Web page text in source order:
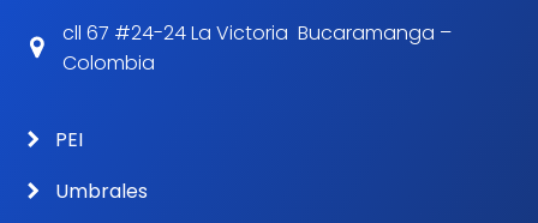
cll 67 #24-24 La Victoria Bucaramanga –
Colombia
PEI
Umbrales